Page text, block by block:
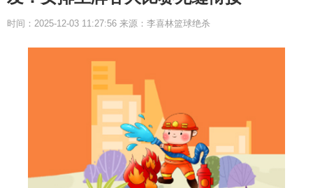
时间：2025-12-03 11:27:56 来源：李喜林篮球绝杀